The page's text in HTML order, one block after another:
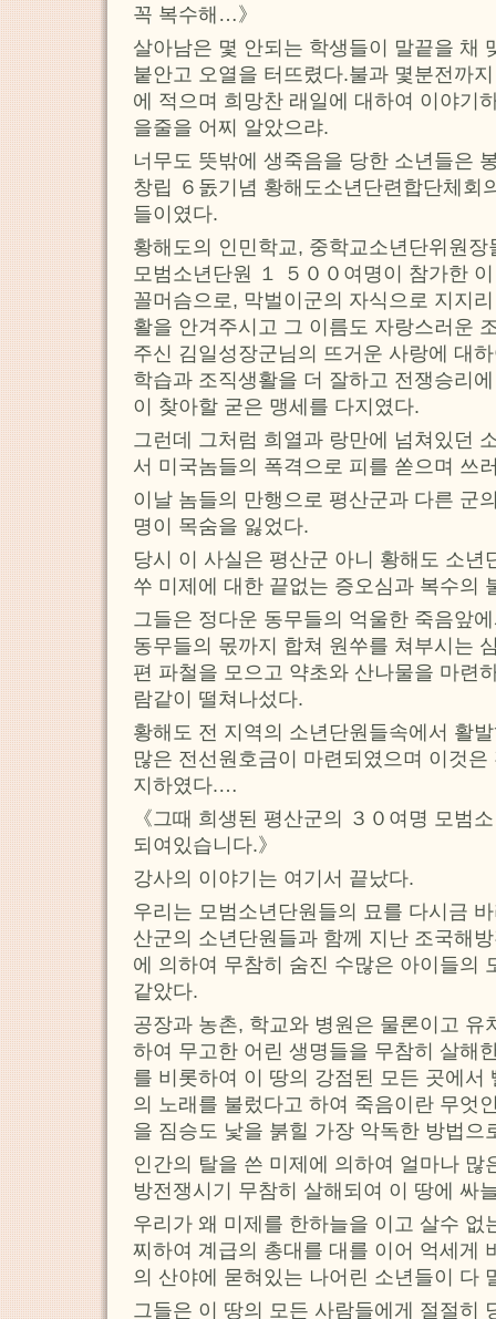
꼭 복수해…》
살아남은 몇 안되는 학생들이 말끝을 채
붙안고 오열을 터뜨렸다.불과 몇분전까
에 적으며 희망찬 래일에 대하여 이야기
을줄을 어찌 알았으랴.
너무도 뜻밖에 생죽음을 당한 소년들은
창립 ６돐기념 황해도소년단련합단체회
들이였다.
황해도의 인민학교, 중학교소년단위원
모범소년단원 １ ５００여명이 참가한
꼴머슴으로, 막벌이군의 자식으로 지지
활을 안겨주시고 그 이름도 자랑스러운
주신 김일성장군님의 뜨거운 사랑에 대
학습과 조직생활을 더 잘하고 전쟁승리
이 찾아할 굳은 맹세를 다지였다.
그런데 그처럼 희열과 랑만에 넘쳐있던
서 미국놈들의 폭격으로 피를 쏟으며 쓰
이날 놈들의 만행으로 평산군과 다른 군
명이 목숨을 잃었다.
당시 이 사실은 평산군 아니 황해도 소년
쑤 미제에 대한 끝없는 증오심과 복수의
그들은 정다운 동무들의 억울한 죽음앞
동무들의 몫까지 합쳐 원쑤를 쳐부시는
편 파철을 모으고 약초와 산나물을 마련
람같이 떨쳐나섰다.
황해도 전 지역의 소년단원들속에서 활
많은 전선원호금이 마련되였으며 이것
지하였다.…
《그때 희생된 평산군의 ３０여명 모범
되여있습니다.》
강사의 이야기는 여기서 끝났다.
우리는 모범소년단원들의 묘를 다시금
산군의 소년단원들과 함께 지난 조국해
에 의하여 무참히 숨진 수많은 아이들의
같았다.
공장과 농촌, 학교와 병원은 물론이고 유
하여 무고한 어린 생명들을 무참히 살해
를 비롯하여 이 땅의 강점된 모든 곳에서
의 노래를 불렀다고 하여 죽음이란 무엇
을 짐승도 낯을 붉힐 가장 악독한 방법으
인간의 탈을 쓴 미제에 의하여 얼마나 많
방전쟁시기 무참히 살해되여 이 땅에 싸
우리가 왜 미제를 한하늘을 이고 살수 없
찌하여 계급의 총대를 대를 이어 억세게
의 산야에 묻혀있는 나어린 소년들이 다
그들은 이 땅의 모든 사람들에게 절절히